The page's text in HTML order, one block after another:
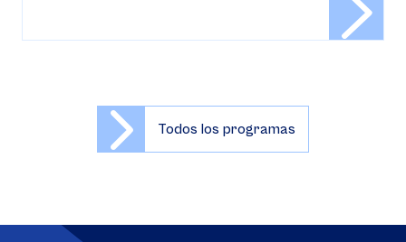
Todos los programas